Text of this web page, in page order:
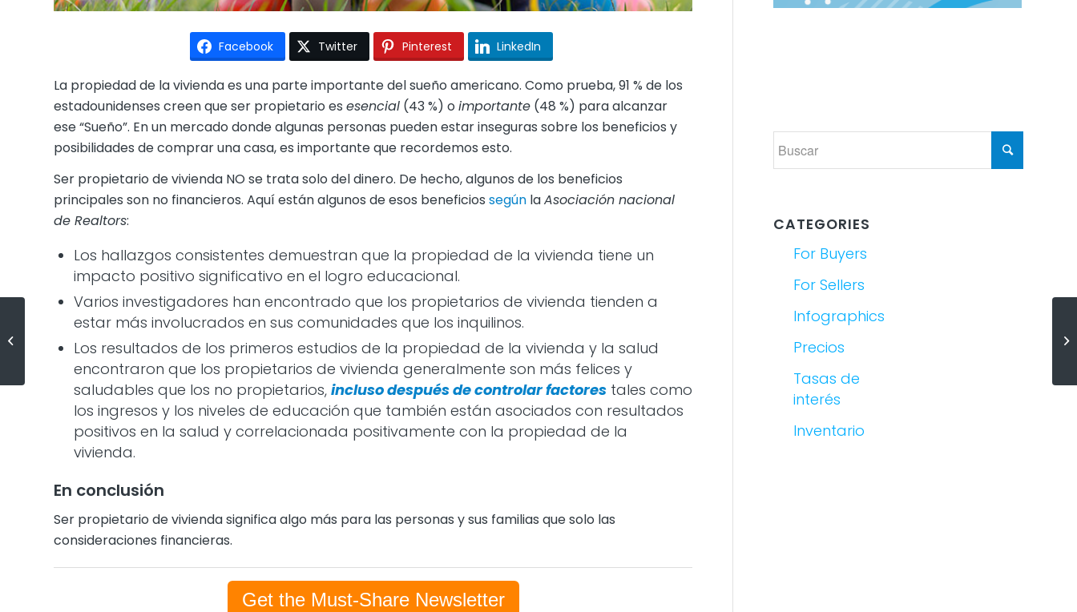
Facebook Twitter Pinterest LinkedIn
La propiedad de la vivienda es una parte importante del sueño americano. Como prueba, 91 % de los
estadounidenses creen que ser propietario es esencial (43 %) o importante (48 %) para alcanzar
ese “Sueño”. En un mercado donde algunas personas pueden estar inseguras sobre los beneficios y
posibilidades de comprar una casa, es importante que recordemos esto.
Ser propietario de vivienda NO se trata solo del dinero. De hecho, algunos de los beneficios
principales son no financieros. Aquí están algunos de esos beneficios según laAsociación nacional
de Realtors:
Los hallazgos consistentes demuestran que la propiedad de la vivienda tiene un
impacto positivo significativo en el logro educacional.
Varios investigadores han encontrado que los propietarios de vivienda tienden a
estar más involucrados en sus comunidades que los inquilinos.
Los resultados de los primeros estudios de la propiedad de la vivienda y la salud
encontraron que los propietarios de vivienda generalmente son más felices y
saludables que los no propietarios, incluso después de controlar factores tales como
los ingresos y los niveles de educación que también están asociados con resultados
positivos en la salud y correlacionada positivamente con la propiedad de la
vivienda.
En conclusión
Ser propietario de vivienda significa algo más para las personas y sus familias que solo las
consideraciones financieras.
Get the Must-Share Newsletter
CATEGORIES
For Buyers
For Sellers
Infographics
Precios
Tasas de
interés
Inventario
Cómo los precios en aumento le
ayudaran a crear patrimonio
familiar en 2018